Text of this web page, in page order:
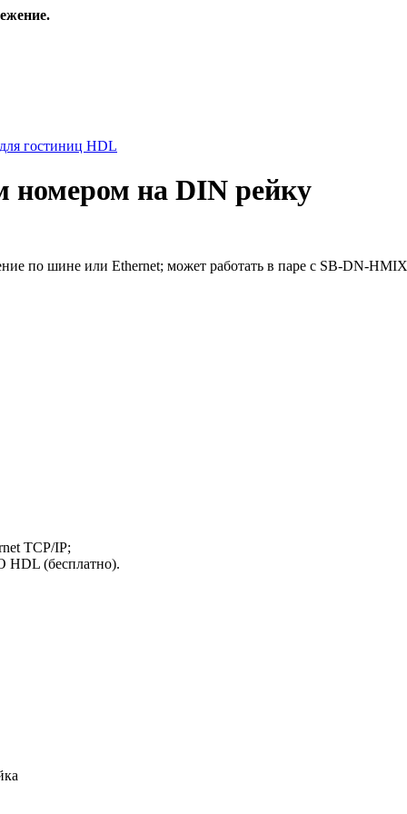
гостиниц HDL
номером на DIN рейку
по шине или Ethernet; может работать в паре с SB-DN-
TCP/IP;
HDL (бесплатно).